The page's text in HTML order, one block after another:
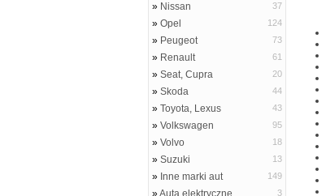
» Nissan 37
» Opel 124
» Peugeot 73
» Renault 61
» Seat, Cupra 20
» Skoda 44
» Toyota, Lexus 43
» Volkswagen 95
» Volvo 18
» Suzuki 13
» Inne marki aut 149
»Auta elektryczne 3